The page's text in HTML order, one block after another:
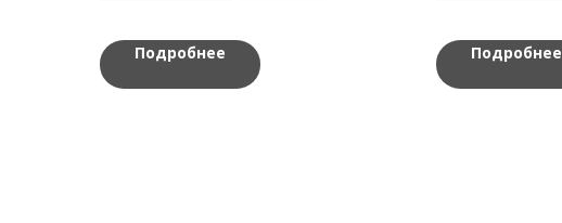
Подробнее Подробнее